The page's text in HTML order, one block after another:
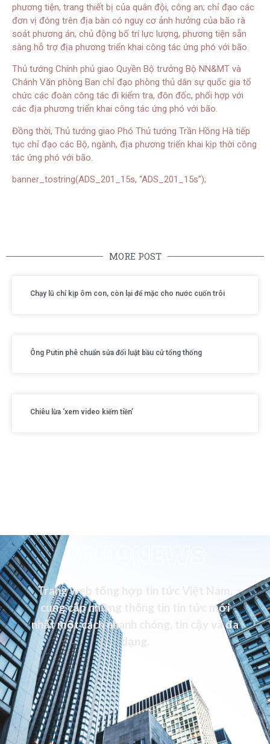
phương tiện, trang thiết bị của quân đội, công an; chỉ đạo các
đơn vị đóng trên địa bàn có nguy cơ ảnh hưởng của bão rà
soát phương án, chủ động bố trí lực lượng, phương tiện sẵn
sàng hỗ trợ địa phương triển khai công tác ứng phó với bão.
Thủ tướng Chính phủ giao Quyền Bộ trưởng Bộ NN&MT và
Chánh Văn phòng Ban chỉ đạo phòng thủ dân sự quốc gia tổ
chức các đoàn công tác đi kiểm tra, đôn đốc, phối hợp với
các địa phương triển khai công tác ứng phó với bão.
Đồng thời, Thủ tướng giao Phó Thủ tướng Trần Hồng Hà tiếp
tục chỉ đạo các Bộ, ngành, địa phương triển khai kịp thời công
tác ứng phó với bão.
banner_tostring(ADS_201_15s, “ADS_201_15s”);
MORE POST
Chạy lũ chỉ kịp ôm con, còn lại để mặc cho nước cuốn trôi
Ông Putin phê chuẩn sửa đổi luật bầu cử tổng thống
Chiêu lừa ‘xem video kiếm tiền’
VN99NEWS
Trang web tổng hợp tin tức Việt Nam,
cung cấp những thông tin tin tức mới
nhất một cách nhanh chóng, tin cậy và đa
dạng.